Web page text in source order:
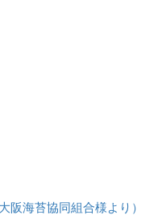
阪海苔協同組合様より）